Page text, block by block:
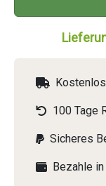
100 Tage
Sicheres
Bezahle in